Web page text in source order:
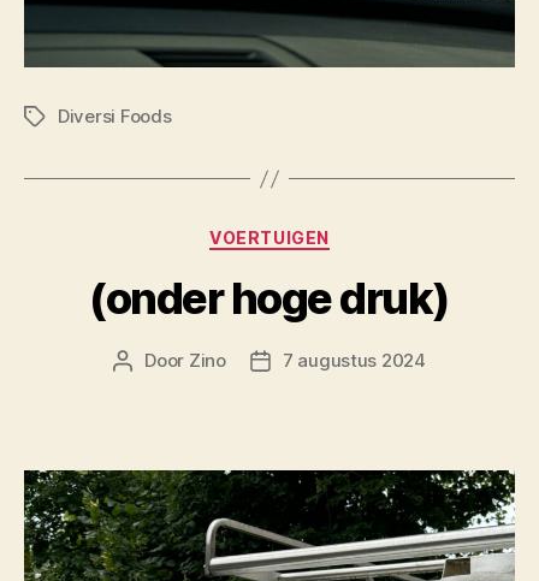
TagsDiversi Foods
Categorieën
VOERTUIGEN
(onder hoge druk)
Berichtauteur
Door Zino Berichtdatum
7 augustus 2024